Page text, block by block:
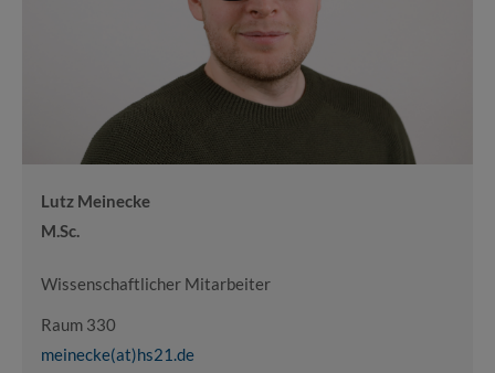
Lutz Meinecke
M.Sc.
Wissenschaftlicher Mitarbeiter
Raum 330
meinecke(at)hs21.de